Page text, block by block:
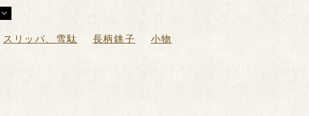
スリッパ、雪駄 長柄銚子 小物